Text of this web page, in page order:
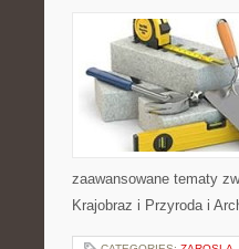
zaawansowane tematy
Krajobraz i Przyroda i